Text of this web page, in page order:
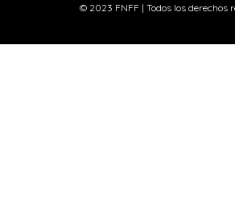
© 2023 FNFF | Todos los derechos